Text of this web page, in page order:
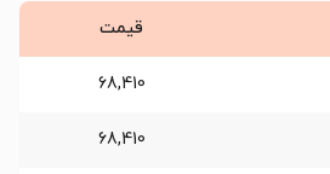
قیمت
68,410
68,410